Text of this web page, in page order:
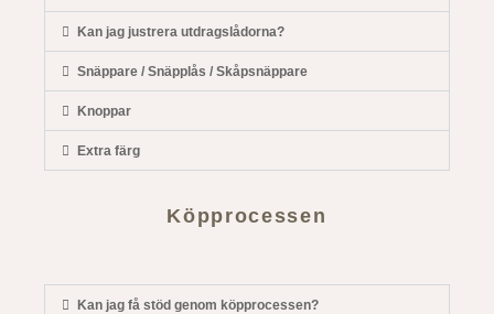
Kan jag justrera utdragslådorna?
Snäppare / Snäpplås / Skåpsnäppare
Knoppar
Extra färg
Köpprocessen
Kan jag få stöd genom köpprocessen?